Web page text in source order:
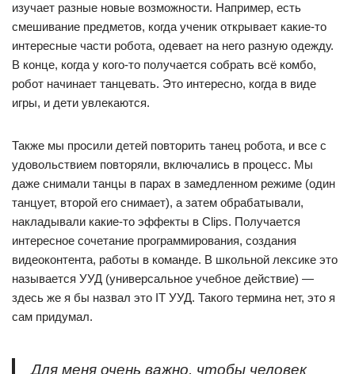
изучает разные новые возможности. Например, есть
смешивание предметов, когда ученик открывает какие-то
интересные части робота, одевает на него разную одежду.
В конце, когда у кого-то получается собрать всё комбо,
робот начинает танцевать. Это интересно, когда в виде
игры, и дети увлекаются.
Также мы просили детей повторить танец робота, и все с
удовольствием повторяли, включались в процесс. Мы
даже снимали танцы в парах в замедленном режиме (один
танцует, второй его снимает), а затем обрабатывали,
накладывали какие-то эффекты в Clips. Получается
интересное сочетание программирования, создания
видеоконтента, работы в команде. В школьной лексике это
называется УУД (универсальное учебное действие) —
здесь же я бы назвал это IT УУД. Такого термина нет, это я
сам придумал.
Для меня очень важно, чтобы человек